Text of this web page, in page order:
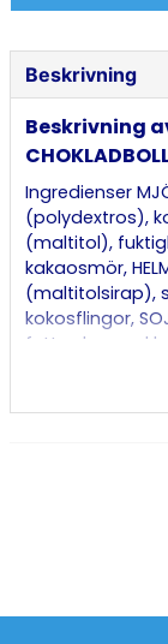
Beskrivning
Beskrivning av
Ingredienser
(polydextros),
(maltitol),
kakaosmör,
(maltitolsirap),
kokosflingor,
fettreducerad
innehålla spår av
JORDNÖTTER,